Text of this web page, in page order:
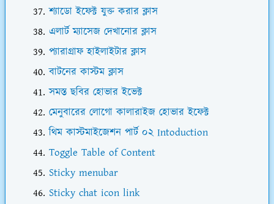
শ্যাডো ইফেক্ট যুক্ত করার ক্লাস
এলার্ট ম্যাসেজ দেখানোর ক্লাস
প্যারাগ্রাফ হাইলাইটার ক্লাস
বাটনের কাস্টম ক্লাস
সমস্ত ছবির হোভার ইভেক্ট
মেনুবারের লোগো কালারাইজ হোভার ইফেক্ট
থিম কাস্টমাইজেশন পার্ট ০২ Intoduction
Toggle Table of Content
Sticky menubar
Sticky chat icon link